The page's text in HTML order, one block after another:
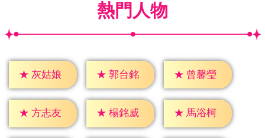
熱門人物
★ 灰姑娘 ★ 郭台銘 ★ 曾馨瑩
★ 方志友 ★ 楊銘威 ★ 馬浴柯